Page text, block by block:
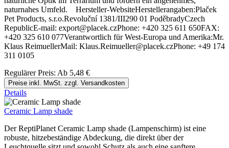
naturnahes Umfeld. Hersteller-WebsiteHerstellerangaben:Plaček
Pet Products, s.r.o.Revoluční 1381/III290 01 PoděbradyCzech
RepublicE-mail: export@placek.czPhone: +420 325 611 650FAX:
+420 325 610 077Verantwortlich für West-Europa und Amerika:Mr.
Klaus ReimuellerMail: Klaus.Reimueller@placek.czPhone: +49 174
311 0105
Regulärer Preis: Ab 5,48 €
Preise inkl. MwSt. zzgl. Versandkosten
Details
Ceramic Lamp shade
Der ReptiPlanet Ceramic Lamp shade (Lampenschirm) ist eine
robuste, hitzebeständige Abdeckung, die direkt über der